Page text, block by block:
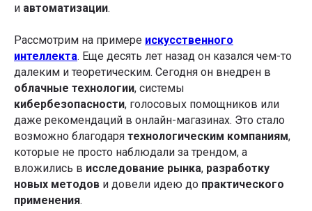
и автоматизации.
Рассмотрим на примере искусственного
интеллекта. Еще десять лет назад он казался чем-то
далеким и теоретическим. Сегодня он внедрен в
облачные технологии, системы
кибербезопасности, голосовых помощников или
даже рекомендаций в онлайн-магазинах. Это стало
возможно благодаря технологическим компаниям,
которые не просто наблюдали за трендом, а
вложились в исследование рынка, разработку
новых методов и довели идею до практического
применения.